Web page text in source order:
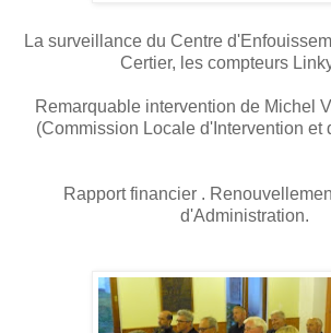
La surveillance du Centre
Certier, les compteurs
Remarquable intervention de Michel
(Commission Locale d'Intervention et
Rapport financier .
d'Administration.